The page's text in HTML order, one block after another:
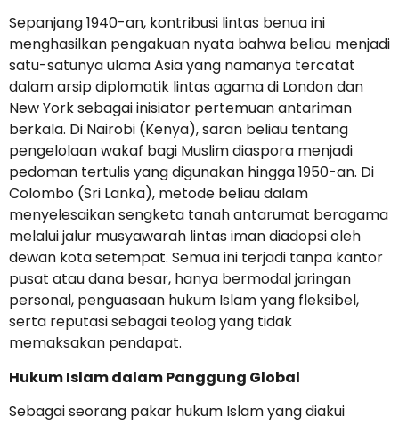
Sepanjang 1940-an, kontribusi lintas benua ini
menghasilkan pengakuan nyata bahwa beliau menjadi
satu-satunya ulama Asia yang namanya tercatat
dalam arsip diplomatik lintas agama di London dan
New York sebagai inisiator pertemuan antariman
berkala. Di Nairobi (Kenya), saran beliau tentang
pengelolaan wakaf bagi Muslim diaspora menjadi
pedoman tertulis yang digunakan hingga 1950-an. Di
Colombo (Sri Lanka), metode beliau dalam
menyelesaikan sengketa tanah antarumat beragama
melalui jalur musyawarah lintas iman diadopsi oleh
dewan kota setempat. Semua ini terjadi tanpa kantor
pusat atau dana besar, hanya bermodal jaringan
personal, penguasaan hukum Islam yang fleksibel,
serta reputasi sebagai teolog yang tidak
memaksakan pendapat.
Hukum Islam dalam Panggung Global
Sebagai seorang pakar hukum Islam yang diakui